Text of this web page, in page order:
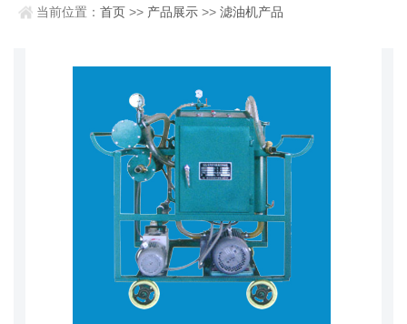
当前位置：首页 >> 产品展示 >>滤油机产品